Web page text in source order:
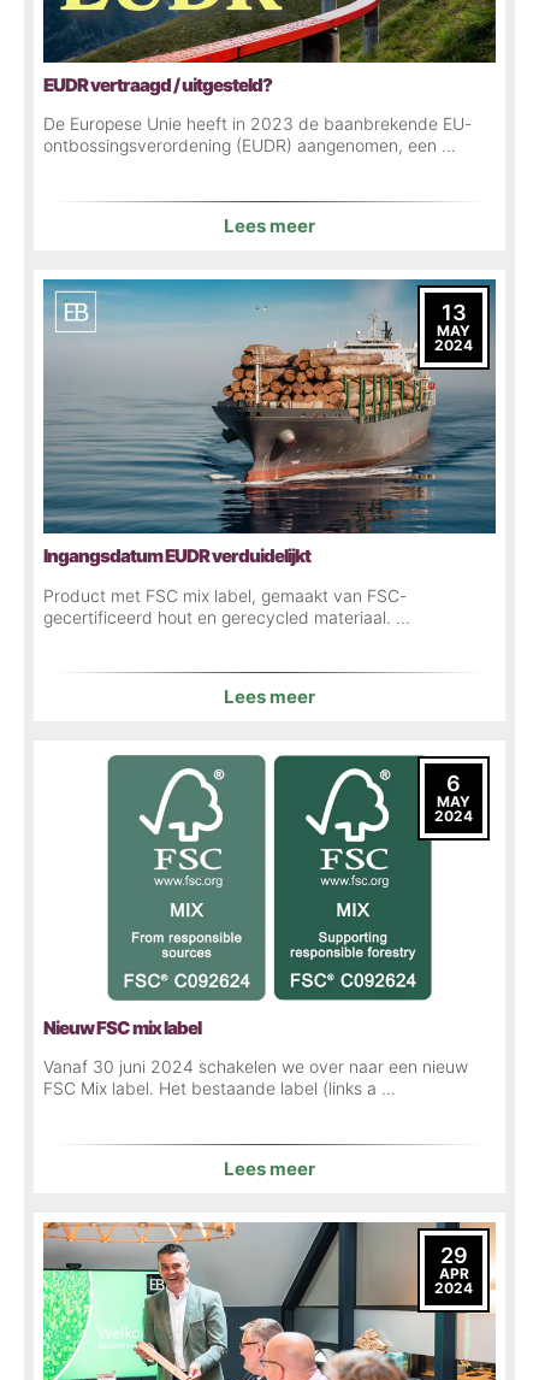
EUDR vertraagd / uitgesteld?
De Europese Unie heeft in 2023 de baanbrekende EU-
ontbossingsverordening (EUDR) aangenomen, een ...
Lees meer
13
MAY
2024
Ingangsdatum EUDR verduidelijkt
Product met FSC mix label, gemaakt van FSC-
gecertificeerd hout en gerecycled materiaal. ...
Lees meer
6
MAY
2024
Nieuw FSC mix label
Vanaf 30 juni 2024 schakelen we over naar een nieuw
FSC Mix label. Het bestaande label (links a ...
Lees meer
29
APR
2024